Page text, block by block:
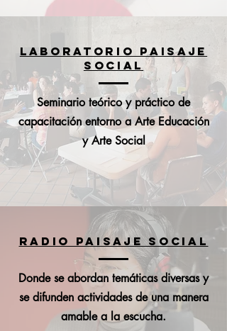
LABORATORIO PAISAJE
SOCIAL
Seminario teórico y práctico de
capacitación entorno a Arte Educación
y Arte Social
RADIO PAISAJE SOCIAL
Donde se abordan temáticas diversas y
se difunden actividades de una manera
amable a la escucha.